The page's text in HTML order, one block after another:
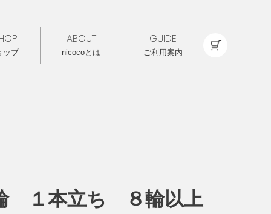
ップ
ABOUT
nicocoとは
GUIDE
ご利用案内
１本立ち ８輪以上